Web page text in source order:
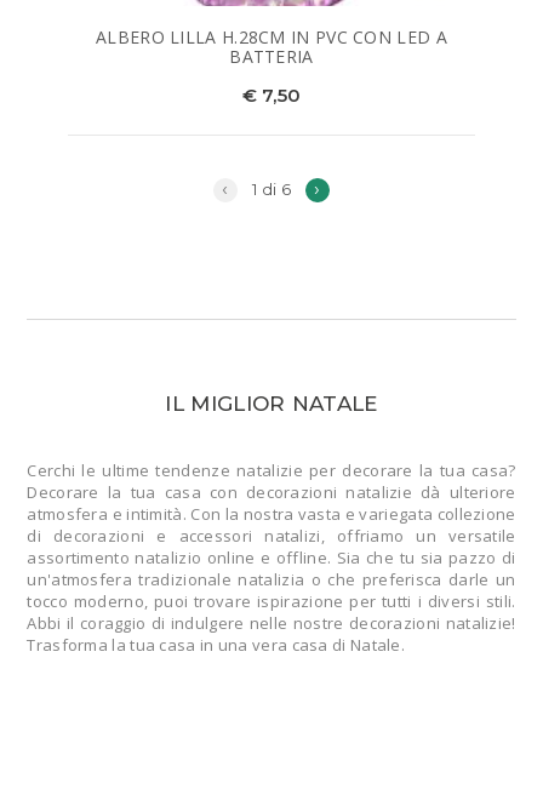
ALBERO LILLA H.28CM IN PVC CON LED A
BATTERIA
€ 7,50
‹ 1 di 6 ›
IL MIGLIOR NATALE
Cerchi le ultime tendenze natalizie per decorare la tua casa?
Decorare la tua casa con decorazioni natalizie dà ulteriore
atmosfera e intimità. Con la nostra vasta e variegata collezione
di decorazioni e accessori natalizi, offriamo un versatile
assortimento natalizio online e offline. Sia che tu sia pazzo di
un'atmosfera tradizionale natalizia o che preferisca darle un
tocco moderno, puoi trovare ispirazione per tutti i diversi stili.
Abbi il coraggio di indulgere nelle nostre decorazioni natalizie!
Trasforma la tua casa in una vera casa di Natale.